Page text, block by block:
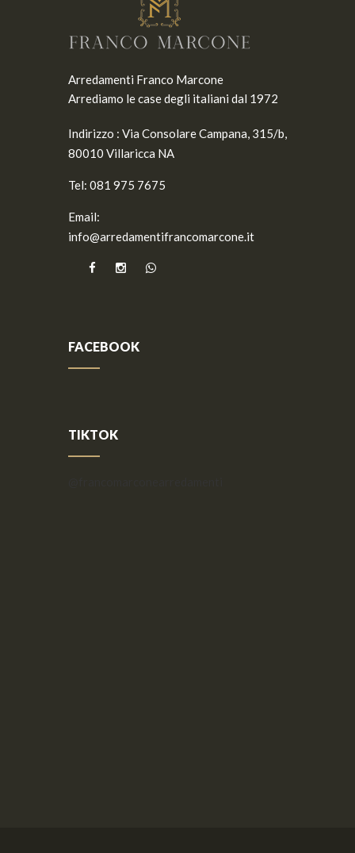
Arredamenti Franco Marcone
Arrediamo le case degli italiani dal 1972
Indirizzo : Via Consolare Campana, 315/b,
80010 Villaricca NA
Tel: 081 975 7675
Email:
info@arredamentifrancomarcone.it
FACEBOOK
TIKTOK